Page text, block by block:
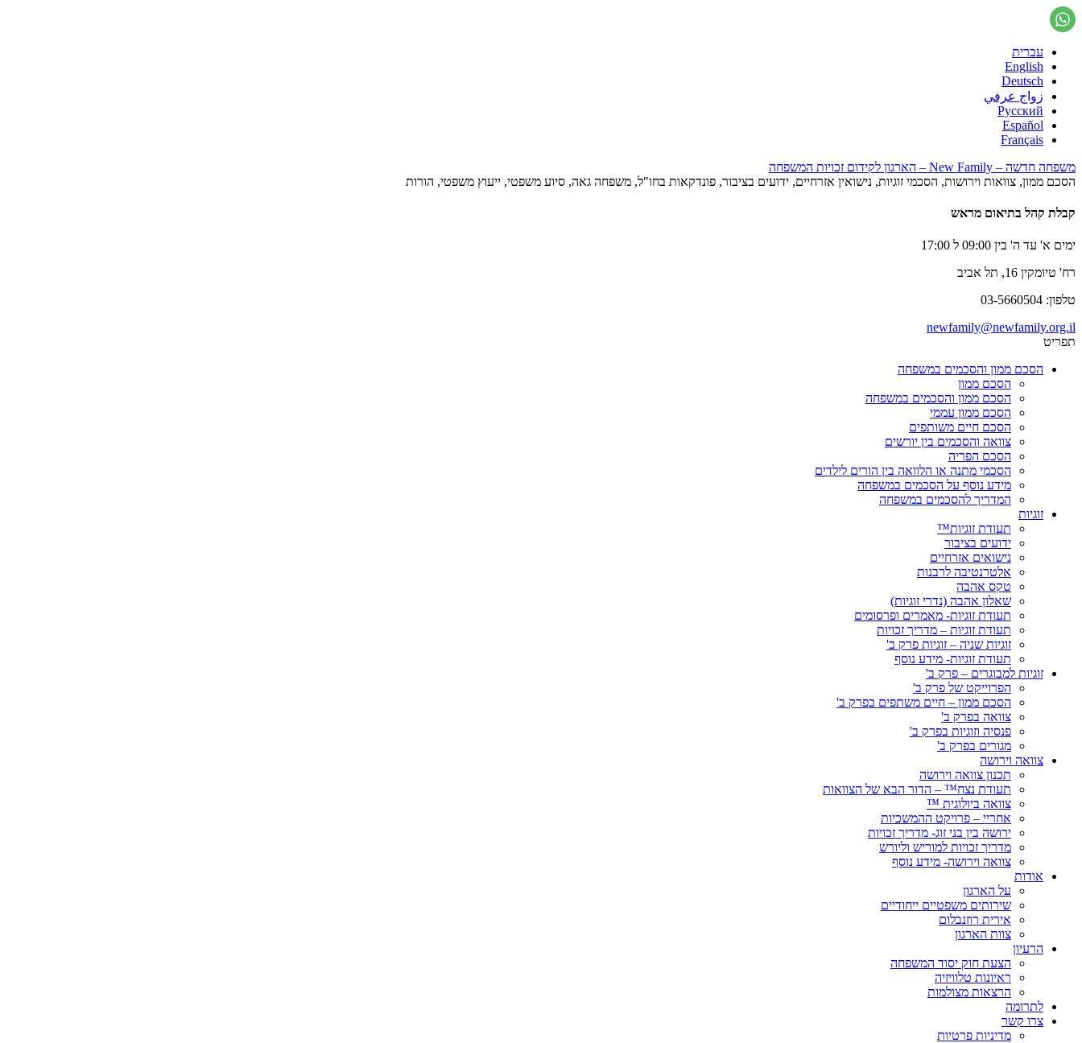
עברית
English
Deutsch
زواج عرفي
Русский
Español
Français
משפחה חדשה – New Family – הארגון לקידום זכויות המשפחה
הסכם ממון, צוואות וירושות, הסכמי זוגיות, נישואין אזרחיים, ידועים בציבור, פונדקאות בחו"ל, משפחה גאה, סיוע משפטי, ייעוץ משפטי, הורות
קבלת קהל בתיאום מראש
ימים א' עד ה' בין 09:00 ל 17:00
רח' טיומקין 16, תל אביב
טלפון: 03-5660504
newfamily@newfamily.org.il
תפריט
הסכם ממון והסכמים במשפחה
הסכם ממון
הסכם ממון והסכמים במשפחה
הסכם ממון עממי
הסכם חיים משותפים
צוואה והסכמים בין יורשים
הסכם הפריה
הסכמי מתנה או הלוואה בין הורים לילדים
מידע נוסף על הסכמים במשפחה
המדריך להסכמים במשפחה
זוגיות
תעודת זוגיות™
ידועים בציבור
נישואים אזרחיים
אלטרנטיבה לרבנות
טקס אהבה
שאלון אהבה (נדרי זוגיות)
תעודת זוגיות- מאמרים ופרסומים
תעודת זוגיות – מדריך זכויות
זוגיות שניה – זוגיות פרק ב'
תעודת זוגיות- מידע נוסף
זוגיות למבוגרים – פרק ב'
הפרוייקט של פרק ב'
הסכם ממון – חיים משתפים בפרק ב'
צוואה בפרק ב'
פנסיה וזוגיות בפרק ב'
מגורים בפרק ב'
צוואה וירושה
תכנון צוואה וירושה
תעודת נצח™ – הדור הבא של הצוואות
צוואה ביולוגית ™
אחריי – פרויקט ההמשכיות
ירושה בין בני זוג- מדריך זכויות
מדריך זכויות למוריש וליורש
צוואה וירושה- מידע נוסף
אודות
על הארגון
שירותים משפטיים ייחודיים
אירית רוזנבלום
צוות הארגון
הרעיון
הצעת חוק יסוד המשפחה
ראיונות טלוויזיה
הרצאות מצולמות
לתרומה
צרו קשר
מדיניות פרטיות